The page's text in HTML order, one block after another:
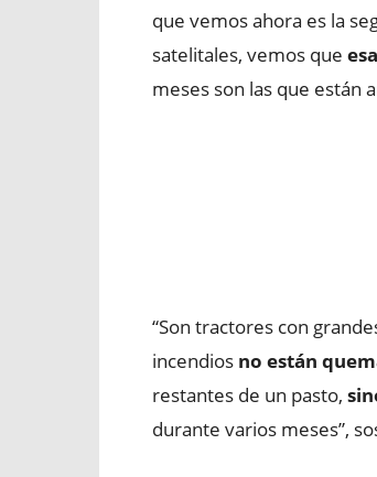
que vemos ahora es la
satelitales, vemos que
meses son las que están
“Son tractores con
incendios no están
restantes de un pasto,
durante varios meses”,